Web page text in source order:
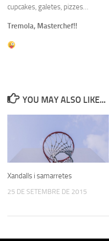
cupcakes, galetes, pizzes…
Tremola, Masterchef!!
YOU MAY ALSO LIKE...
Xandalls i samarretes
25 DE SETEMBRE DE 2015